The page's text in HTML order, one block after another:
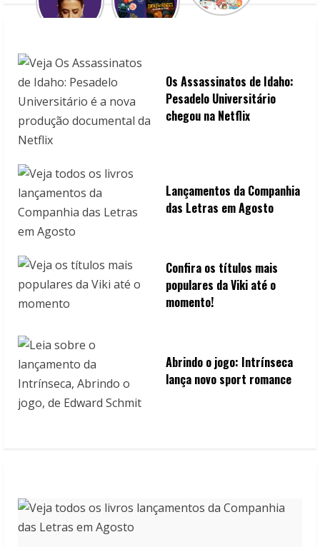
Os Assassinatos de Idaho:
Pesadelo Universitário
chegou na Netflix
Lançamentos da Companhia
das Letras em Agosto
Confira os títulos mais
populares da Viki até o
momento!
Abrindo o jogo: Intrínseca
lança novo sport romance